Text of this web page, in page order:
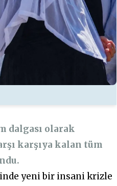
dalgası olarak
karşıya kalan tüm
yeni bir insani krizle